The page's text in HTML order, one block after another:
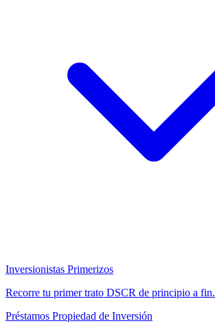
Inversionistas Primerizos
Recorre tu primer trato DSCR de principio a fin.
Préstamos Propiedad de Inversión